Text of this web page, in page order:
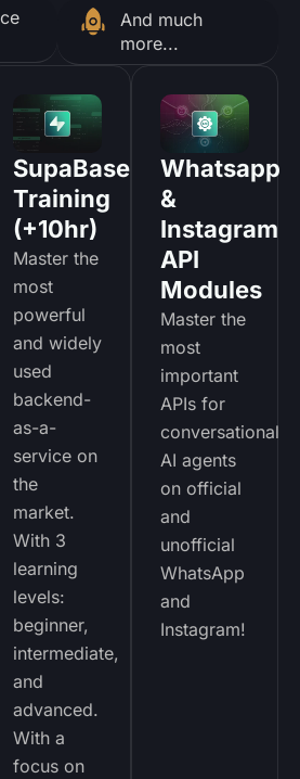
And much
more...
SupaBase
Training
(+10hr)
Master the
most
powerful
and widely
used
backend-
as-a-
service on
the
market.
With 3
learning
levels:
beginner,
intermediate,
and
advanced.
With a
focus on
Whatsapp
&
Instagram
API
Modules
Master the
most
important
APIs for
conversational
AI agents
on official
and
unofficial
WhatsApp
and
Instagram!